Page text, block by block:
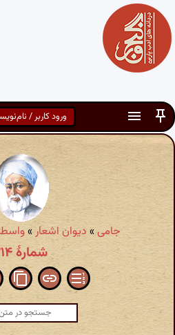
ورود کاربر /
جامی» دیوان اشعار»
شمارهٔ ۲۱۴